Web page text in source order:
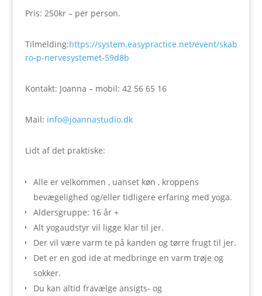
Pris: 250kr – per person.
Tilmelding:https://system.easypractice.net/event/skab-
ro-p-nervesystemet-59d8b
Kontakt: Joanna – mobil: 42 56 65 16
Mail: info@joannastudio.dk
Lidt af det praktiske:
Alle er velkommen , uanset køn , kroppens
bevægelighed og/eller tidligere erfaring med yoga.
Aldersgruppe: 16 år +
Alt yogaudstyr vil ligge klar til jer.
Der vil være varm te på kanden og tørre frugt til jer.
Det er en god ide at medbringe en varm trøje og
sokker.
Du kan altid fravælge ansigts- og